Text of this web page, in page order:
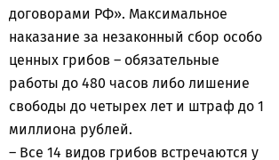
договорами РФ». Максимальное
наказание за незаконный сбор особо
ценных грибов – обязательные
работы до 480 часов либо лишение
свободы до четырех лет и штраф до 1
миллиона рублей.
– Все 14 видов грибов встречаются у